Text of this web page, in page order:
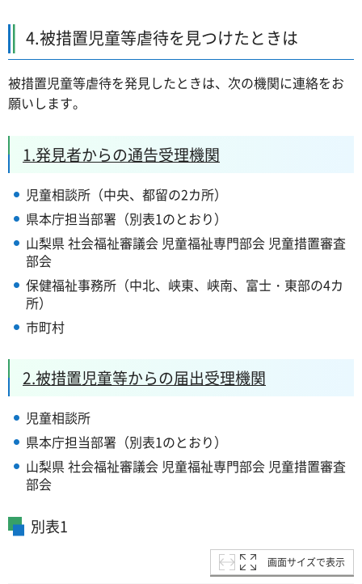
4.被措置児童等虐待を見つけたときは
被措置児童等虐待を発見したときは、次の機関に連絡をお
願いします。
1.発見者からの通告受理機関
児童相談所（中央、都留の2カ所）
県本庁担当部署（別表1のとおり）
山梨県 社会福祉審議会 児童福祉専門部会 児童措置審査
部会
保健福祉事務所（中北、峡東、峡南、富士・東部の4カ
所）
市町村
2.被措置児童等からの届出受理機関
児童相談所
県本庁担当部署（別表1のとおり）
山梨県 社会福祉審議会 児童福祉専門部会 児童措置審査
部会
別表1
画面サイズで表示